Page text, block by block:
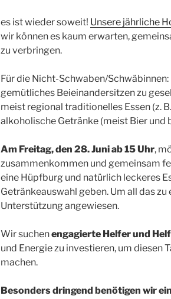
es ist wieder soweit! Unsere jährliche
wir können es kaum erwarten,
zu verbringen.
Für die Nicht-Schwaben/
gemütliches Beieinandersitzen zu
meist regional traditionelles Essen (z.
alkoholische Getränke (meist Bier und
Am Freitag, den 28. Juni ab 15 Uhr,
zusammenkommen und gemeinsam
eine Hüpfburg und natürlich leckeres
Getränkeauswahl geben. Um all das
Unterstützung angewiesen.
Wir suchenengagierte Helfer und
und Energie zu investieren, um diesen
machen.
Besonders dringend benötigen wir